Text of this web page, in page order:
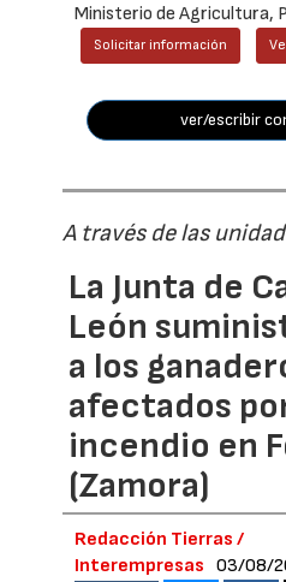
Ministerio de Agricultura,
Solicitar información
ver/escribir
A través de las
La Junta de
León
a los
afectados
incendio en
(Zamora)
Redacción Tierras /
Interempresas
03/08/